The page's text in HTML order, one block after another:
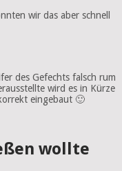
wir das aber schnell
des Gefechts falsch rum
wird es in Kürze
eingebaut 🙂
wollte